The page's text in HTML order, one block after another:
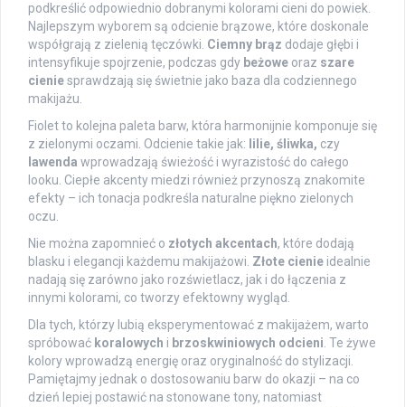
podkreślić odpowiednio dobranymi kolorami cieni do powiek.
Najlepszym wyborem są odcienie brązowe, które doskonale
współgrają z zielenią tęczówki. Ciemny brąz dodaje głębi i
intensyfikuje spojrzenie, podczas gdy beżowe oraz szare
cieniesprawdzają się świetnie jako baza dla codziennego
makijażu.
Fiolet to kolejna paleta barw, która harmonijnie komponuje się
z zielonymi oczami. Odcienie takie jak: lilie, śliwka, czy
lawenda wprowadzają świeżość i wyrazistość do całego
looku. Ciepłe akcenty miedzi również przynoszą znakomite
efekty – ich tonacja podkreśla naturalne piękno zielonych
oczu.
Nie można zapomnieć o złotych akcentach, które dodają
blasku i elegancji każdemu makijażowi. Złote cienie idealnie
nadają się zarówno jako rozświetlacz, jak i do łączenia z
innymi kolorami, co tworzy efektowny wygląd.
Dla tych, którzy lubią eksperymentować z makijażem, warto
spróbować koralowych i brzoskwiniowych odcieni . Te żywe
kolory wprowadzą energię oraz oryginalność do stylizacji.
Pamiętajmy jednak o dostosowaniu barw do okazji – na co
dzień lepiej postawić na stonowane tony, natomiast